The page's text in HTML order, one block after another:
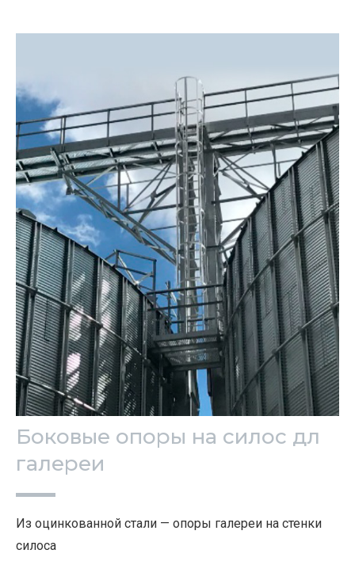
Боковые опоры на силос дл
галереи
Из оцинкованной стали — опоры галереи на стенки
силоса